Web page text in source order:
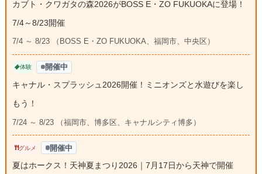
カブト・クワガタの森2026がBOSS E・ZO FUKUOKAに登場！
7/4～8/23開催
7/4 ～ 8/23 （BOSS E・ZO FUKUOKA、福岡市、中央区）
体験 開催中
キャナル・スプラッシュ2026開催！ミニオンズと水遊びを楽し
もう！
7/24 ～ 8/23 （福岡市、博多区、キャナルシティ博多）
グルメ 開催中
夏はホークス！天神夏まつり2026｜7月17日から天神で開催